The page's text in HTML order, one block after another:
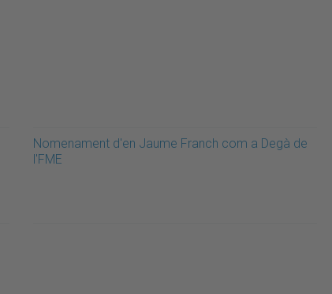
Nomenament d'en Jaume Franch com a Degà de
l'FME